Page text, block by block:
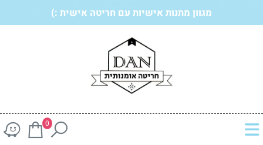
מגוון מתנות אישיות עם חריטה אישית :)
0